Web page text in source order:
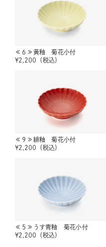
≪６≫黄釉 菊花小付
¥2,200 （税込）
≪９≫緋釉 菊花小付
¥2,200 （税込）
≪５≫うす青釉 菊花小付
¥2,200 （税込）